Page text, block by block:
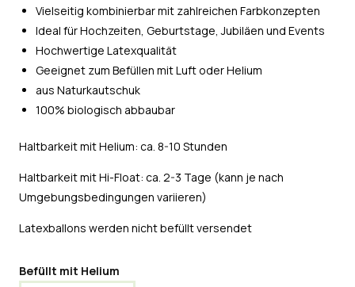
Vielseitig kombinierbar mit zahlreichen Farbkonzepten
Ideal für Hochzeiten, Geburtstage, Jubiläen und Events
Hochwertige Latexqualität
Geeignet zum Befüllen mit Luft oder Helium
aus Naturkautschuk
100% biologisch abbaubar
Haltbarkeit mit Helium: ca. 8-10 Stunden
Haltbarkeit mit Hi-Float: ca. 2-3 Tage (kann je nach
Umgebungsbedingungen variieren)
Latexballons werden nicht befüllt versendet
Befüllt mit Helium